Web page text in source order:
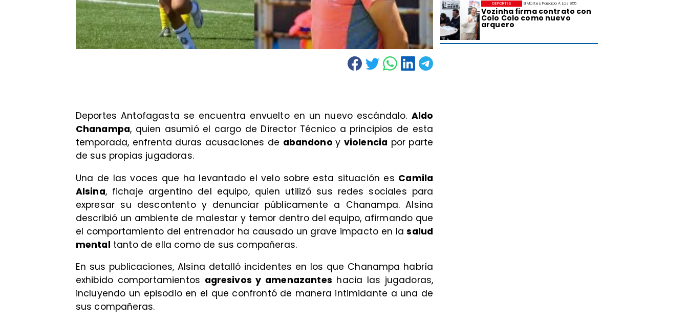
El Martes Pasado A Las 9:55
Vozinha firma contrato con
Colo Colo como nuevo
arquero
DEPORTES
Deportes Antofagasta se encuentra envuelto en un nuevo escándalo. Aldo
Chanampa, quien asumió el cargo de Director Técnico a principios de esta
temporada, enfrenta duras acusaciones de abandonoy violencia por parte
de sus propias jugadoras.
Una de las voces que ha levantado el velo sobre esta situación es Camila
Alsina, fichaje argentino del equipo, quien utilizó sus redes sociales para
expresar su descontento y denunciar públicamente a Chanampa. Alsina
describió un ambiente de malestar y temor dentro del equipo, afirmando que
el comportamiento del entrenador ha causado un grave impacto en lasalud
mental tanto de ella como de sus compañeras.
En sus publicaciones, Alsina detalló incidentes en los que Chanampa habría
exhibido comportamientos agresivos y amenazantes hacia las jugadoras,
incluyendo un episodio en el que confrontó de manera intimidante a una de
sus compañeras.